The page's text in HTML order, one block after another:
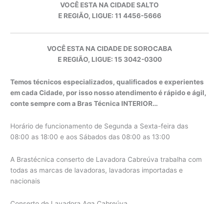
VOCÊ ESTA NA CIDADE SALTO
E REGIÃO, LIGUE: 11 4456-5666
VOCÊ ESTA NA CIDADE DE SOROCABA
E REGIÃO, LIGUE: 15 3042-0300
Temos técnicos especializados, qualificados e experientes
em cada Cidade, por isso nosso atendimento é rápido e ágil,
conte sempre com a Bras Técnica INTERIOR…
Horário de funcionamento de Segunda a Sexta-feira das
08:00 as 18:00 e aos Sábados das 08:00 as 13:00
A Brastécnica conserto de Lavadora Cabreúva trabalha com
todas as marcas de lavadoras, lavadoras importadas e
nacionais